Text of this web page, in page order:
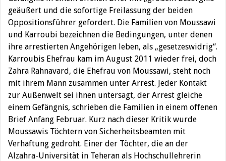
geäußert und die sofortige Freilassung der beiden
Oppositionsführer gefordert. Die Familien von Moussawi
und Karroubi bezeichnen die Bedingungen, unter denen
ihre arrestierten Angehörigen leben, als „gesetzeswidrig“.
Karroubis Ehefrau kam im August 2011 wieder frei, doch
Zahra Rahnavard, die Ehefrau von Moussawi, steht noch
mit ihrem Mann zusammen unter Arrest. Jeder Kontakt
zur Außenwelt sei ihnen untersagt, der Arrest gleiche
einem Gefängnis, schrieben die Familien in einem offenen
Brief Anfang Februar. Kurz nach dieser Kritik wurde
Moussawis Töchtern von Sicherheitsbeamten mit
Verhaftung gedroht. Einer der Töchter, die an der
Alzahra-Universität in Teheran als Hochschullehrerin